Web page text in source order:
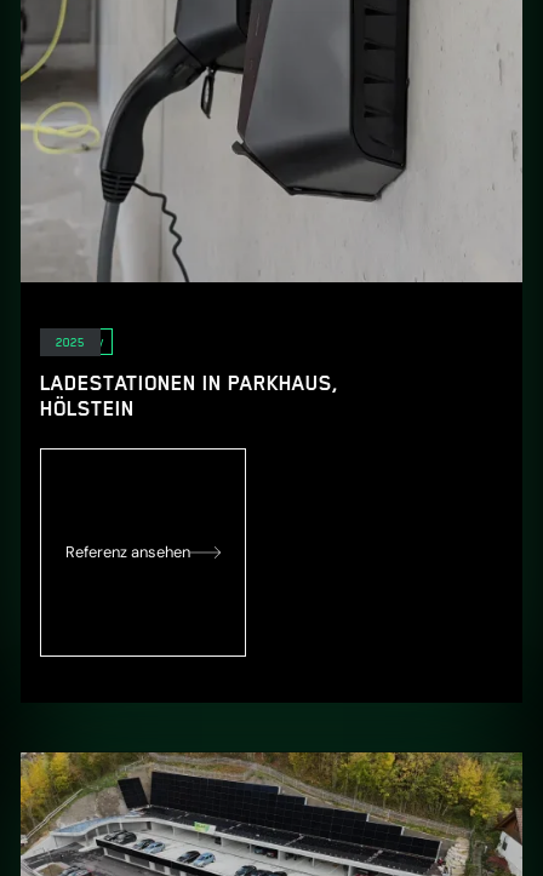
E-Mobility
LADESTATIONEN IN PARKHAUS,
HÖLSTEIN
Referenz ansehen
2025